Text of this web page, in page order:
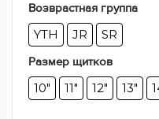
Возврастная группа
YTH JR SR
Размер щитков
10" 11" 12" 13"